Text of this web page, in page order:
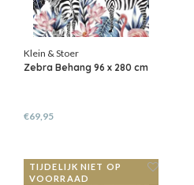
Klein & Stoer
Zebra Behang 96 x 280 cm
€69,95
TIJDELIJK NIET OP
VOORRAAD